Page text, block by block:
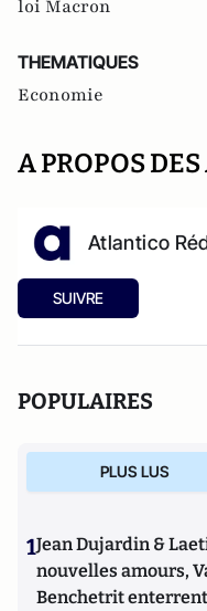
loi Macron
THEMATIQUES
Economie
A PROPOS
Atlantico
SUIVRE
POPULAIRES
PLUS LUS
1Jean Dujardin &
nouvelles amours,
Benchetrit